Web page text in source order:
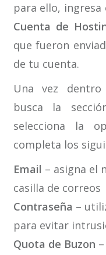
para ello, ingresa
Cuenta de
que fueron
de tu cuenta.
Una vez
busca la
selecciona la
completa los
Email – asigna el
casilla de correos
Contraseña –
para evitar
Quota de Buzon